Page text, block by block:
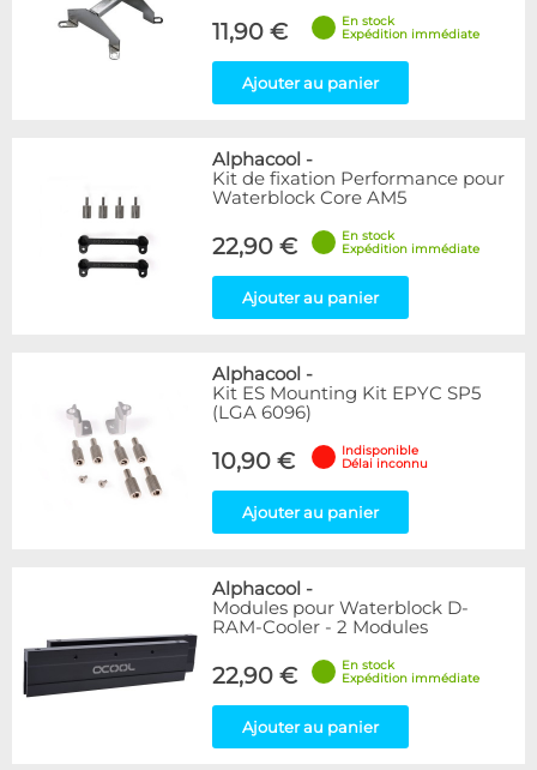
11,90 €
En stock
Expédition immédiate
Ajouter au panier
Alphacool -
Kit de fixation Performance pour
Waterblock Core AM5
22,90 €
En stock
Expédition immédiate
Ajouter au panier
Alphacool -
Kit ES Mounting Kit EPYC SP5
(LGA 6096)
10,90 €
Indisponible
Délai inconnu
Ajouter au panier
Alphacool -
Modules pour Waterblock D-
RAM-Cooler - 2 Modules
22,90 €
En stock
Expédition immédiate
Ajouter au panier